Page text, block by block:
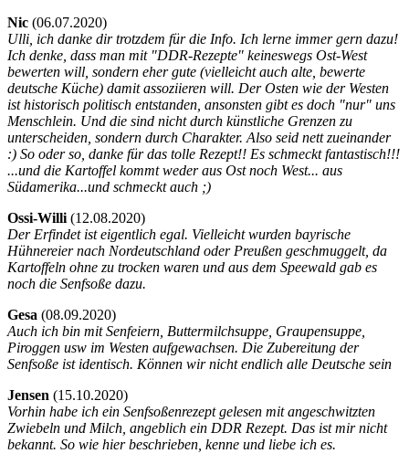
Nic (06.07.2020)
Ulli, ich danke dir trotzdem für die Info. Ich lerne immer gern dazu!
Ich denke, dass man mit "DDR-Rezepte" keineswegs Ost-West
bewerten will, sondern eher gute (vielleicht auch alte, bewerte
deutsche Küche) damit assoziieren will. Der Osten wie der Westen
ist historisch politisch entstanden, ansonsten gibt es doch "nur" uns
Menschlein. Und die sind nicht durch künstliche Grenzen zu
unterscheiden, sondern durch Charakter. Also seid nett zueinander
:) So oder so, danke für das tolle Rezept!! Es schmeckt fantastisch!!!
...und die Kartoffel kommt weder aus Ost noch West... aus
Südamerika...und schmeckt auch ;)
Ossi-Willi (12.08.2020)
Der Erfindet ist eigentlich egal. Vielleicht wurden bayrische
Hühnereier nach Nordeutschland oder Preußen geschmuggelt, da
Kartoffeln ohne zu trocken waren und aus dem Speewald gab es
noch die Senfsoße dazu.
Gesa (08.09.2020)
Auch ich bin mit Senfeiern, Buttermilchsuppe, Graupensuppe,
Piroggen usw im Westen aufgewachsen. Die Zubereitung der
Senfsoße ist identisch. Können wir nicht endlich alle Deutsche sein
Jensen (15.10.2020)
Vorhin habe ich ein Senfsoßenrezept gelesen mit angeschwitzten
Zwiebeln und Milch, angeblich ein DDR Rezept. Das ist mir nicht
bekannt. So wie hier beschrieben, kenne und liebe ich es.